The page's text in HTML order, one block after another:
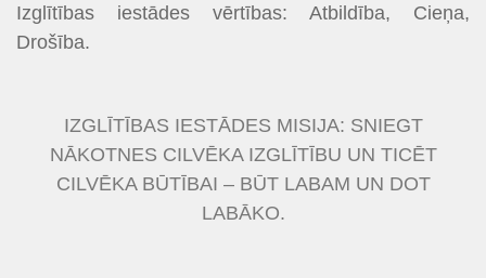
Izglītības iestādes vērtības: Atbildība, Cieņa,
Drošība.
IZGLĪTĪBAS IESTĀDES MISIJA: SNIEGT
NĀKOTNES CILVĒKA IZGLĪTĪBU UN TICĒT
CILVĒKA BŪTĪBAI – BŪT LABAM UN DOT
LABĀKO.